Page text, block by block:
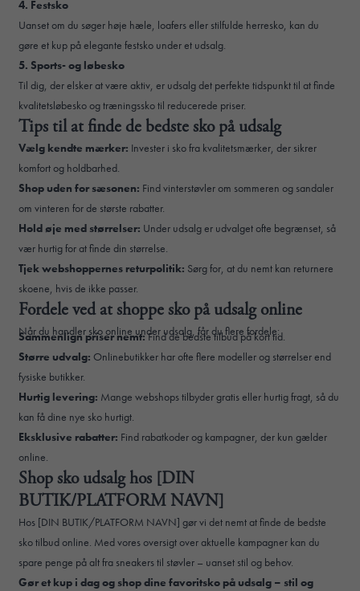
4. Festsko
Uanset om du søger høje hæle, loafers eller stilfulde herresko, kan du
gøre et kup på elegante festsko under et udsalg.
5. Sports- og løbesko
Til dig, der elsker at være aktiv, er udsalg det perfekte tidspunkt til at finde
kvalitetsløbesko og træningssko til reducerede priser.
Tips til at finde de bedste sko på udsalg
Vælg kendte mærker: Invester i sko fra kvalitetsmærker, der sikrer
komfort og holdbarhed.
Shop uden for sæsonen: Find vinterstøvler om sommeren og sandaler
om vinteren for de største rabatter.
Hold øje med størrelser: Under udsalg er udvalget ofte begrænset, så
vær hurtig for at finde din størrelse.
Tjek webshoppernes returpolitik: Sørg for, at du nemt kan returnere
skoene, hvis de ikke passer.
Fordele ved at shoppe sko på udsalg online
Når du handler sko online under udsalg, får du flere fordele:
Sammenlign priser nemt:Find de bedste tilbud på kort tid.
Større udvalg: Onlinebutikker har ofte flere modeller og størrelser end
fysiske butikker.
Hurtig levering: Mange webshops tilbyder gratis eller hurtig fragt, så du
kan få dine nye sko hurtigt.
Eksklusive rabatter: Find rabatkoder og kampagner, der kun gælder
online.
Shop sko udsalg hos [DIN
BUTIK/PLATFORM NAVN]
Hos [DIN BUTIK/PLATFORM NAVN] gør vi det nemt at finde de bedste
sko tilbud online. Med vores oversigt over aktuelle kampagner kan du
spare penge på alt fra sneakers til støvler – uanset stil og behov.
Gør et kup i dag og shop dine favoritsko på udsalg – stil og